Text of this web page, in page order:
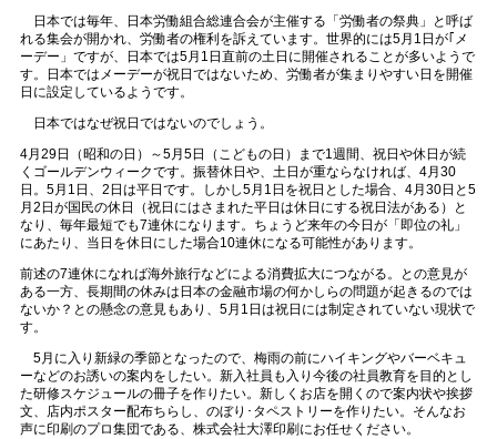
日本では毎年、日本労働組合総連合会が主催する「労働者の祭典」と呼ば
れる集会が開かれ、労働者の権利を訴えています。世界的には5月1日が｢メ
ーデー」ですが、日本では5月1日直前の土日に開催されることが多いようで
す。日本ではメーデーが祝日ではないため、労働者が集まりやすい日を開催
日に設定しているようです。
日本ではなぜ祝日ではないのでしょう。
4月29日（昭和の日）～5月5日（こどもの日）まで1週間、祝日や休日が続
くゴールデンウィークです。振替休日や、土日が重ならなければ、4月30
日。5月1日、2日は平日です。しかし5月1日を祝日とした場合、4月30日と5
月2日が国民の休日（祝日にはさまれた平日は休日にする祝日法がある）と
なり、毎年最短でも7連休になります。ちょうど来年の今日が「即位の礼」
にあたり、当日を休日にした場合10連休になる可能性があります。
前述の7連休になれば海外旅行などによる消費拡大につながる。との意見が
ある一方、長期間の休みは日本の金融市場の何かしらの問題が起きるのでは
ないか？との懸念の意見もあり、5月1日は祝日には制定されていない現状で
す。
5月に入り新緑の季節となったので、梅雨の前にハイキングやバーベキュ
ーなどのお誘いの案内をしたい。新入社員も入り今後の社員教育を目的とし
た研修スケジュールの冊子を作りたい。新しくお店を開くので案内状や挨拶
文、店内ポスター配布ちらし、のぼり･タペストリーを作りたい。そんなお
声に印刷のプロ集団である、株式会社大澤印刷にお任せください。